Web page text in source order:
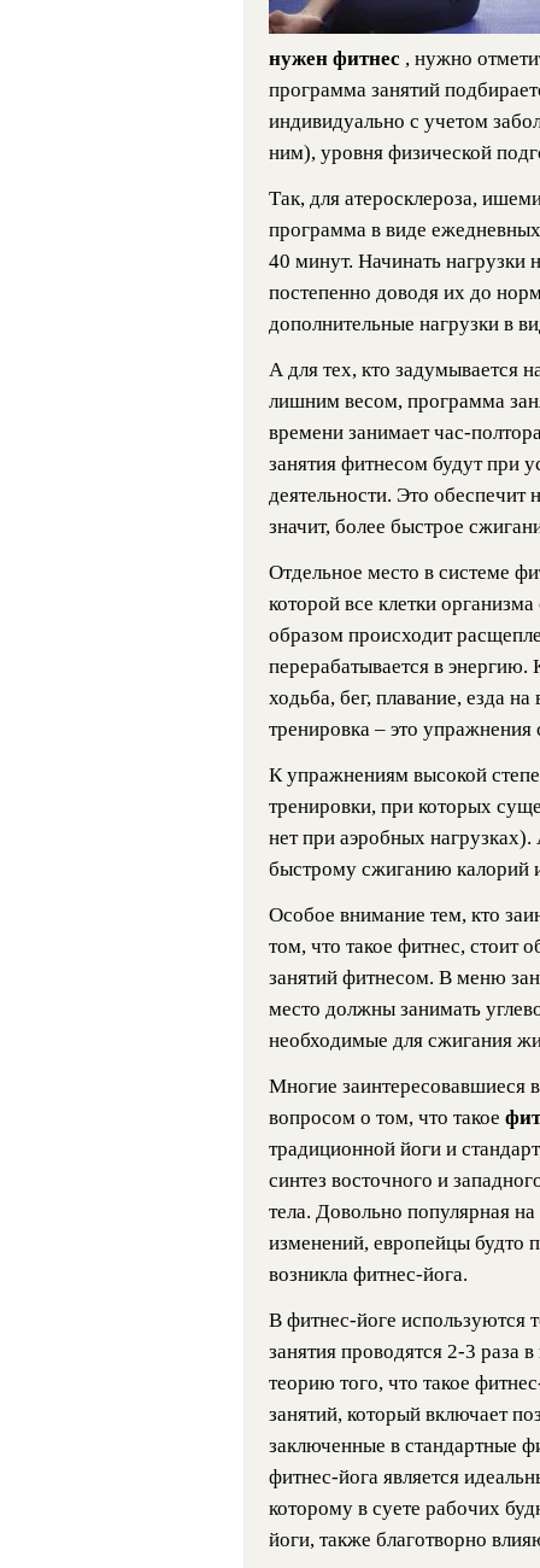
нужен фитнес , нужно
программа занятий
индивидуально с учетом
ним), уровня физической
Так, для атеросклероза,
программа в виде
40 минут. Начинать нагрузки
постепенно доводя их до
дополнительные нагрузки в
А для тех, кто задумывается
лишним весом, программа
времени занимает час-
занятия фитнесом будут при
деятельности. Это
значит, более быстрое
Отдельное место в системе
которой все клетки
образом происходит
перерабатывается в энергию.
ходьба, бег, плавание, езда
тренировка – это упражнения
К упражнениям высокой
тренировки, при которых
нет при аэробных
быстрому сжиганию
Особое внимание тем, кто
том, что такое фитнес, стоит
занятий фитнесом. В меню
место должны занимать
необходимые для сжигания
Многие заинтересовавшиеся
вопросом о том, что такое
традиционной йоги и
синтез восточного и
тела. Довольно популярная
изменений, европейцы будто
возникла фитнес-йога.
В фитнес-йоге используются
занятия проводятся 2-3 раза
теорию того, что такое
занятий, который включает
заключенные в стандартные
фитнес-йога является
которому в суете рабочих
йоги, также благотворно